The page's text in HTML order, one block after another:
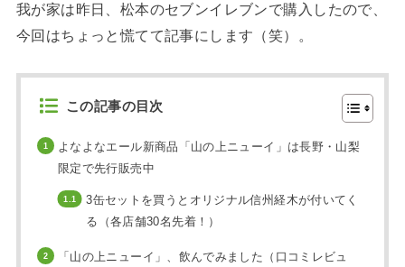
我が家は昨日、松本のセブンイレブンで購入したので、
今回はちょっと慌てて記事にします（笑）。
この記事の目次
よなよなエール新商品「山の上ニューイ」は長野・山梨
限定で先行販売中
3缶セットを買うとオリジナル信州経木が付いてく
る（各店舗30名先着！）
「山の上ニューイ」、飲んでみました（口コミレビュ